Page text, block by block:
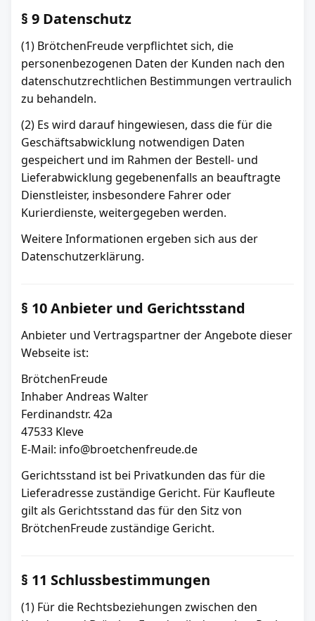
§ 9 Datenschutz
(1) BrötchenFreude verpflichtet sich, die
personenbezogenen Daten der Kunden nach den
datenschutzrechtlichen Bestimmungen vertraulich
zu behandeln.
(2) Es wird darauf hingewiesen, dass die für die
Geschäftsabwicklung notwendigen Daten
gespeichert und im Rahmen der Bestell- und
Lieferabwicklung gegebenenfalls an beauftragte
Dienstleister, insbesondere Fahrer oder
Kurierdienste, weitergegeben werden.
Weitere Informationen ergeben sich aus der
Datenschutzerklärung.
§ 10 Anbieter und Gerichtsstand
Anbieter und Vertragspartner der Angebote dieser
Webseite ist:
BrötchenFreude
Inhaber Andreas Walter
Ferdinandstr. 42a
47533 Kleve
E-Mail: info@broetchenfreude.de
Gerichtsstand ist bei Privatkunden das für die
Lieferadresse zuständige Gericht. Für Kaufleute
gilt als Gerichtsstand das für den Sitz von
BrötchenFreude zuständige Gericht.
§ 11 Schlussbestimmungen
(1) Für die Rechtsbeziehungen zwischen den